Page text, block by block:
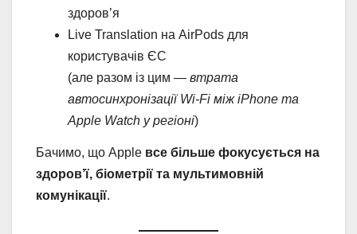
здоров’я
Live Translation на AirPods для
користувачів ЄС
(але разом із цим — втрата
автосинхронізації Wi-Fi між iPhone та
Apple Watch у регіоні)
Бачимо, що Apple все більше фокусується на
здоров’ї, біометрії та мультимовній
комунікації.